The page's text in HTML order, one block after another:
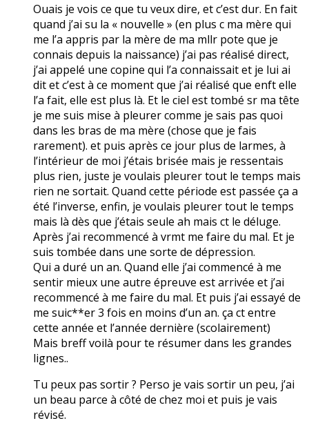
Ouais je vois ce que tu veux dire, et c’est dur. En fait
quand j’ai su la « nouvelle » (en plus c ma mère qui
me l’a appris par la mère de ma mllr pote que je
connais depuis la naissance) j’ai pas réalisé direct,
j’ai appelé une copine qui l’a connaissait et je lui ai
dit et c’est à ce moment que j’ai réalisé que enft elle
l’a fait, elle est plus là. Et le ciel est tombé sr ma tête
je me suis mise à pleurer comme je sais pas quoi
dans les bras de ma mère (chose que je fais
rarement). et puis après ce jour plus de larmes, à
l’intérieur de moi j’étais brisée mais je ressentais
plus rien, juste je voulais pleurer tout le temps mais
rien ne sortait. Quand cette période est passée ça a
été l’inverse, enfin, je voulais pleurer tout le temps
mais là dès que j’étais seule ah mais ct le déluge.
Après j’ai recommencé à vrmt me faire du mal. Et je
suis tombée dans une sorte de dépression.
Qui a duré un an. Quand elle j’ai commencé à me
sentir mieux une autre épreuve est arrivée et j’ai
recommencé à me faire du mal. Et puis j’ai essayé de
me suic**er 3 fois en moins d’un an. ça ct entre
cette année et l’année dernière (scolairement)
Mais breff voilà pour te résumer dans les grandes
lignes..
Tu peux pas sortir ? Perso je vais sortir un peu, j’ai
un beau parce à côté de chez moi et puis je vais
révisé.